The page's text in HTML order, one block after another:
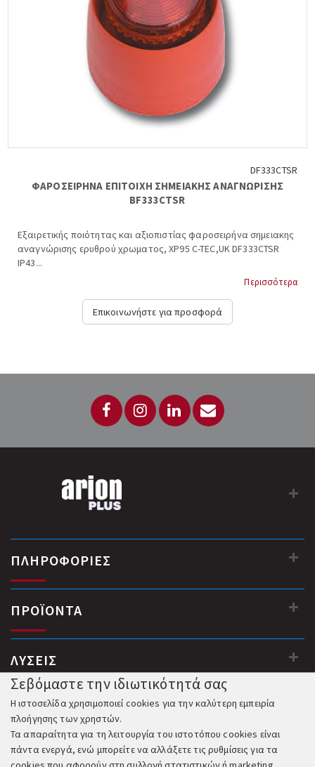
DF333CTSR
ΦΑΡΟΣΕΙΡΗΝΑ ΕΠΙΤΟΙΧΗ ΣΗΜΕΙΑΚΗΣ ΑΝΑΓΝΩΡΙΣΗΣ
BF333CTSR
Εξαιρετικής ποιότητας και αξιοπιστίας φαροσειρήνα σημειακης
αναγνώρισης ερυθρού χρωματος, XP95 C-TEC,UK DF333CTSR
IP43...
Περισσότερα
Επικοινωνήστε για προσφορά
ΠΛΗΡΟΦΟΡΙΕΣ
ΠΡΟΪΟΝΤΑ
ΛΥΣΕΙΣ
Σεβόμαστε την ιδιωτικότητά σας
Η ιστοσελίδα χρησιμοποιεί cookies για την καλύτερη εμπειρία
πλοήγησης των χρηστών.
Τα απαραίτητα για τη λειτουργία του ιστοτόπου cookies είναι
πάντα ενεργά, ενώ μπορείτε να αλλάξετε τις ρυθμίσεις για τα